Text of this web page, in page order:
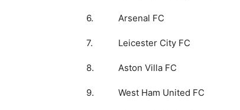
6. Arsenal FC
7. Leicester City FC
8. Aston Villa FC
9. West Ham United FC